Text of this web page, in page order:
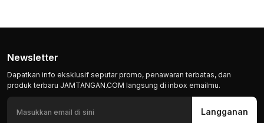
Newsletter
Dapatkan info eksklusif seputar promo, penawaran terbatas, dan
produk terbaru JAMTANGAN.COM langsung di inbox emailmu.
Langganan